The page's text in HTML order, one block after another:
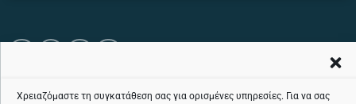
Χρειαζόμαστε τη συγκατάθεση σας για ορισμένες υπηρεσίες. Για να σας